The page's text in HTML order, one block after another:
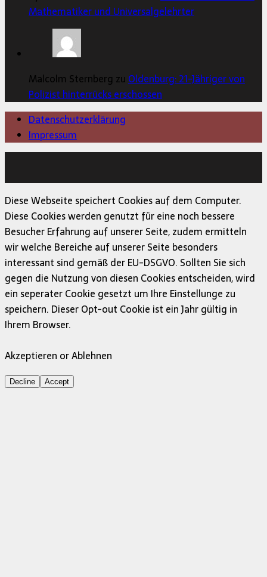
Mathematiker und Universalgelehrter
Malcolm Sternberg zuOldenburg: 21-Jähriger von
Polizist hinterrücks erschossen
Datenschutzerklärung
Impressum
Diese Webseite speichert Cookies auf dem Computer.
Diese Cookies werden genutzt für eine noch bessere
Besucher Erfahrung auf unserer Seite, zudem ermitteln
wir welche Bereiche auf unserer Seite besonders
interessant sind gemäß der EU-DSGVO. Sollten Sie sich
gegen die Nutzung von diesen Cookies entscheiden, wird
ein seperater Cookie gesetzt um Ihre Einstellunge zu
speichern. Dieser Opt-out Cookie ist ein Jahr gültig in
Ihrem Browser.
Akzeptieren or Ablehnen
Decline Accept